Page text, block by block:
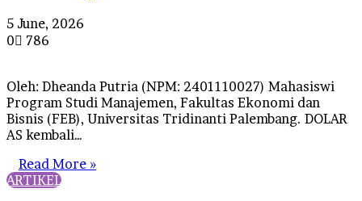
5 June, 2026
0
786
Oleh: Dheanda Putria (NPM: 2401110027) Mahasiswi
Program Studi Manajemen, Fakultas Ekonomi dan
Bisnis (FEB), Universitas Tridinanti Palembang. DOLAR
AS kembali…
Read More »
ARTIKEL